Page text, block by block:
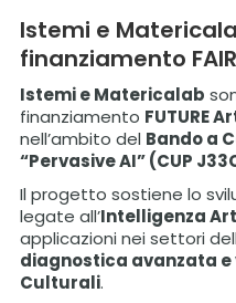
Istemi e
finanziamento
Istemi e Matericalab
finanziamento FUTURE
nell’ambito del Bando a
“Pervasive AI” (CUP
Il progetto sostiene lo
legate all’Intelligenza
applicazioni nei settori
diagnostica avanzata e
Culturali.